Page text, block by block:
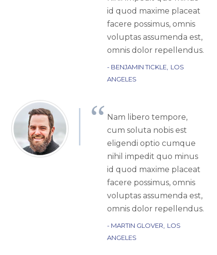
id quod maxime placeat
facere possimus, omnis
voluptas assumenda est,
omnis dolor repellendus.
BENJAMIN TICKLE LOS
ANGELES
Nam libero tempore,
cum soluta nobis est
eligendi optio cumque
nihil impedit quo minus
id quod maxime placeat
facere possimus, omnis
voluptas assumenda est,
omnis dolor repellendus.
MARTIN GLOVER
LOS
ANGELES